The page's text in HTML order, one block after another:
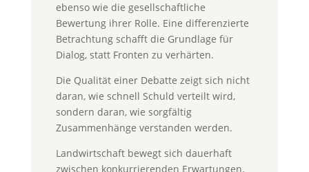
ebenso wie die gesellschaftliche
Bewertung ihrer Rolle. Eine differenzierte
Betrachtung schafft die Grundlage für
Dialog, statt Fronten zu verhärten.
Die Qualität einer Debatte zeigt sich nicht
daran, wie schnell Schuld verteilt wird,
sondern daran, wie sorgfältig
Zusammenhänge verstanden werden.
Landwirtschaft bewegt sich dauerhaft
zwischen konkurrierenden Erwartungen.